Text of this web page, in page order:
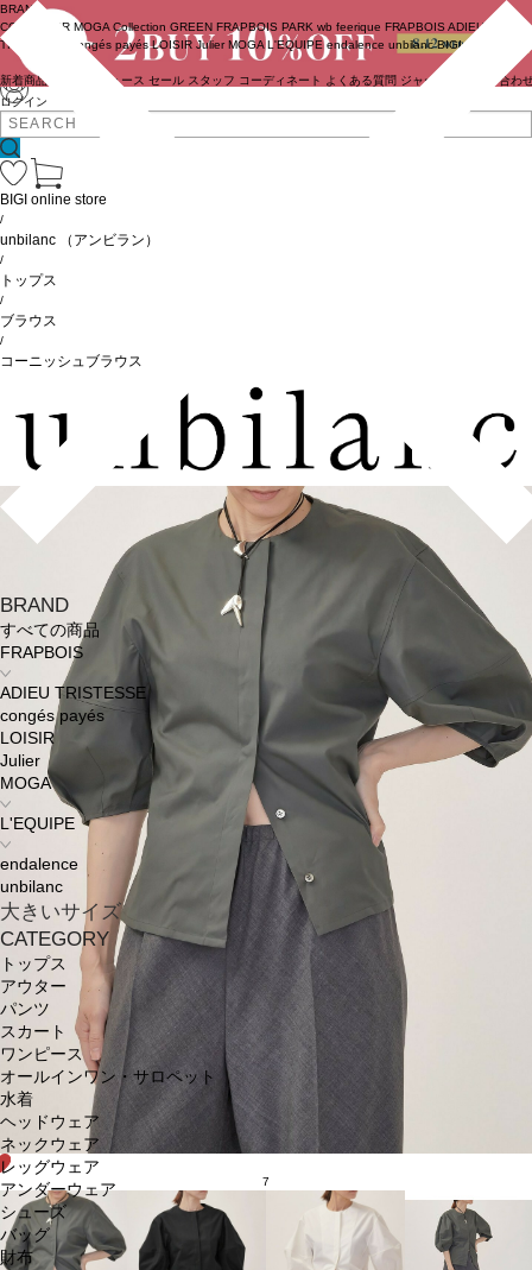
ログイン
BRAND
COUTURIER MOGA Collection GREEN FRAPBOIS PARK wb feerique FRAPBOIS ADIEU
TRISTESSE
congés payés LOISIR Julier MOGA L'EQUIPE endalence unbilanc BIGI online store
新着商品 ニュース セール スタッフ コーディネート よくある質問 ジャーナル お問い合わ
BRAND
すべての商品
FRAPBOIS
ADIEU TRISTESSE
congés payés
LOISIR
Julier
MOGA
L'EQUIPE
endalence
unbilanc
大きいサイズ
CATEGORY
トップス
アウター
パンツ
スカート
ワンピース
オールインワン・サロペット
水着
ヘッドウェア
ネックウェア
レッグウェア
アンダーウェア
シューズ
バッグ
財布
BIGI online store
/
unbilanc （アンビラン）
/
トップス
/
ブラウス
/
コーニッシュブラウス
7